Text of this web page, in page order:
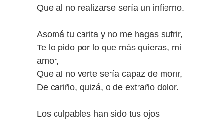
Que al no realizarse sería un infierno.
Asomá tu carita y no me hagas sufrir,
Te lo pido por lo que más quieras, mi
amor,
Que al no verte sería capaz de morir,
De cariño, quizá, o de extraño dolor.
Los culpables han sido tus ojos